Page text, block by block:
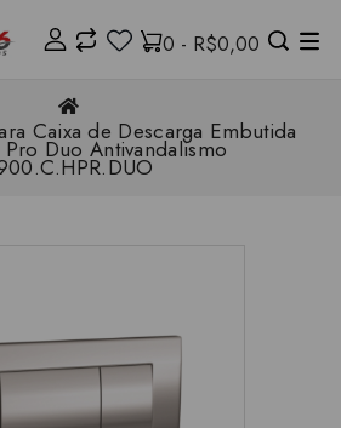
0 - R$0,00
Caixa de Descarga Embutida
Duo Antivandalismo